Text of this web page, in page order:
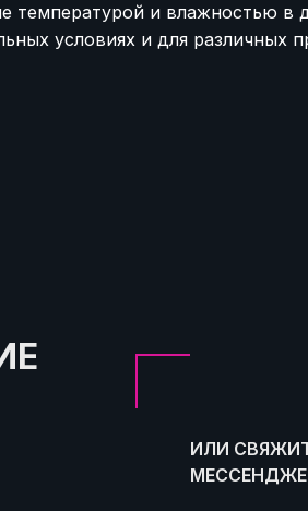
температурой и влажностью в
условиях и для различных
ИЛИ